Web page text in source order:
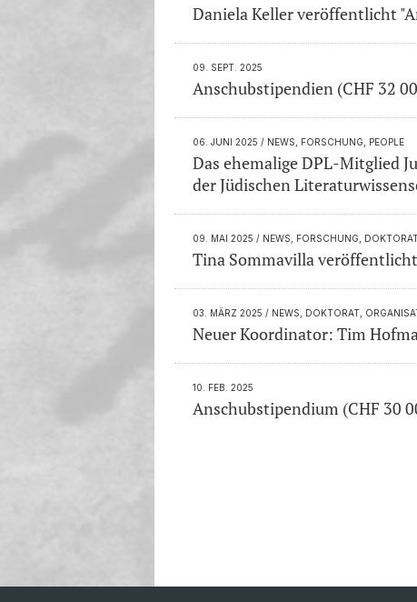
Daniela Keller veröffentlicht
09. SEPT. 2025
Anschubstipendien (CHF 32
06. JUNI 2025 / NEWS, FORSCHUNG, PEOPLE
Das ehemalige DPL-Mitglied
der Jüdischen
09. MAI 2025 / NEWS, FORSCHUNG,
Tina Sommavilla
03. MÄRZ 2025 / NEWS, DOKTORAT,
Neuer Koordinator: Tim
10. FEB. 2025
Anschubstipendium (CHF 30